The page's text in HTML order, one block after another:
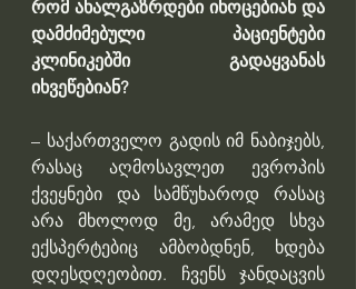
რომ ახალგაზრდები იხოცებიან და
დამძიმებული პაციენტები
კლინიკებში გადაყვანას
იხვეწებიან?
– საქართველო გადის იმ ნაბიჯებს,
რასაც აღმოსავლეთ ევროპის
ქვეყნები და სამწუხაროდ რასაც
არა მხოლოდ მე, არამედ სხვა
ექსპერტებიც ამბობდნენ, ხდება
დღესდღეობით. ჩვენს ჯანდაცვის